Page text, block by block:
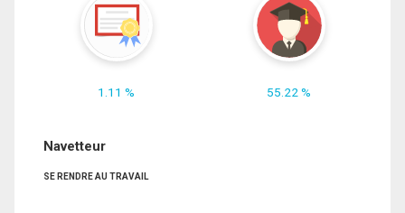
1.11 % 55.22 %
Navetteur
SE RENDRE AU TRAVAIL